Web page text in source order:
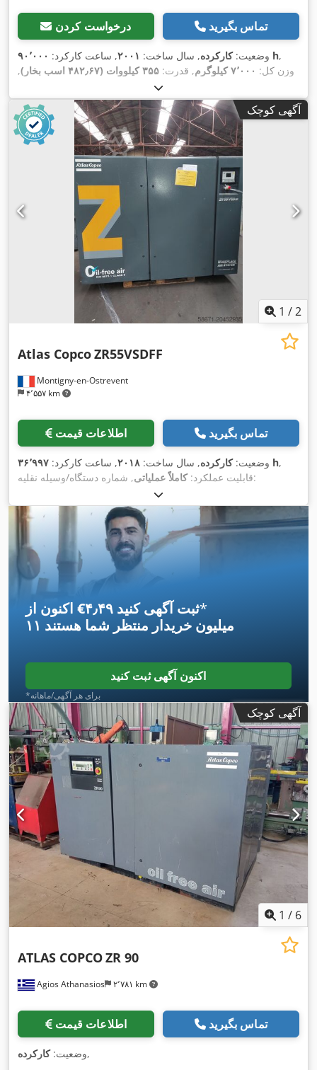
درخواست کردن تماس بگیرید
وضعیت:کارکرده, سال ساخت: ۲۰۰۱, ساعت کارکرد: ۹۰٬۰۰۰ h,
وزن کل: ۷٬۰۰۰ کیلوگرم , قدرت: ۳۵۵ کیلووات (۴۸۲٫۶۷ اسب بخار)
,
, فشار (حداکثر):
آگهی کوچک
1 /2
Montigny-en-Ostrevent
۴٬۵۵۷ km
Atlas CopcoZR55VSDFF
اطلاعات قیمت تماس بگیرید
وضعیت:کارکرده, سال ساخت: ۲۰۱۸, ساعت کارکرد: ۳۶٬۹۹۷ h,
قابلیت عملکرد:کاملاً عملیاتی
, شماره دستگاه/وسیله نقلیه:
, طول کل:
عرض کل:۱٬۰۲۰ میلی‌متر , ارتفاع کل:۱٬۸۳۰ میلی‌متر , قدرت:۵۵
کیلووات (۷۴٫۷۸ اسب بخار)
, فشار عملیاتی:۹ میله
, نوع خنک‌کننده:
, تجهیزات:سیستم هوای فشرده, پلاک مشخصات موجود است,
کمپرسور
,
اکنون از ‎€۴٫۴۹ ثبت آگهی کنید*
۱۱ میلیون خریدار منتظر شما هستند
اکنون آگهی ثبت کنید
*برای هر آگهی/ماهانه
آگهی کوچک
1 / 6
Agios Athanasios ۲٬۷۸۱ km
ATLAS COPCOZR 90
اطلاعات قیمت تماس بگیرید
وضعیت:کارکرده ,